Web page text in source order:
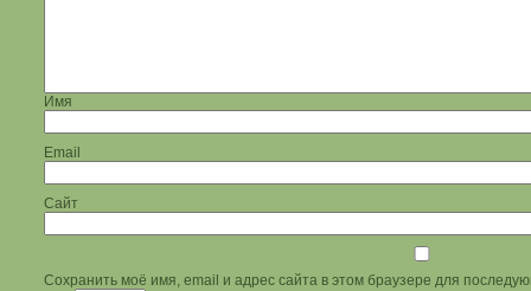
Имя
Email
Сайт
Сохранить моё имя, email и адрес сайта в этом браузере для